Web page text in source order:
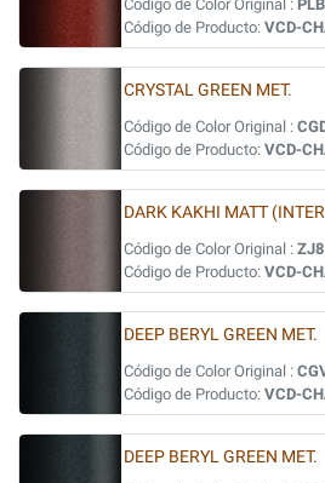
Código de Color Original :
Código de Producto: VCD-
CRYSTAL GREEN MET.
Código de Color Original :
Código de Producto: VCD-
DARK KAKHI MATT
Código de Color Original : ZJ8
Código de Producto: VCD-
DEEP BERYL GREEN MET.
Código de Color Original :
Código de Producto: VCD-
DEEP BERYL GREEN MET.